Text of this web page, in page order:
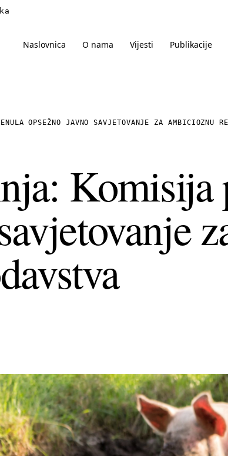
Naslovnica O nama Vijesti Publikacije
OPSEŽNO JAVNO SAVJETOVANJE ZA AMBICIOZNU
Komisija